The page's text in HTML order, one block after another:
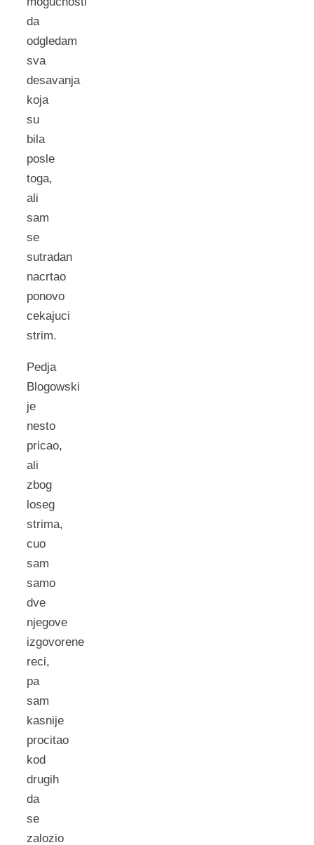
da
odgledam
sva
desavanja
koja
su
bila
posle
toga,
ali
sam
se
sutradan
nacrtao
ponovo
cekajuci
strim.
Pedja
Blogowski
je
nesto
pricao,
ali
zbog
loseg
strima,
cuo
sam
samo
dve
njegove
izgovorene
reci,
pa
sam
kasnije
procitao
kod
drugih
da
se
zalozio